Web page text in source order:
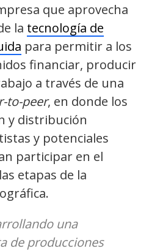
que aprovecha
la tecnología de
para permitir a los
financiar, producir
a través de una
to-peer, en donde los
y distribución
y potenciales
participar en el
etapas de la
una
de producciones